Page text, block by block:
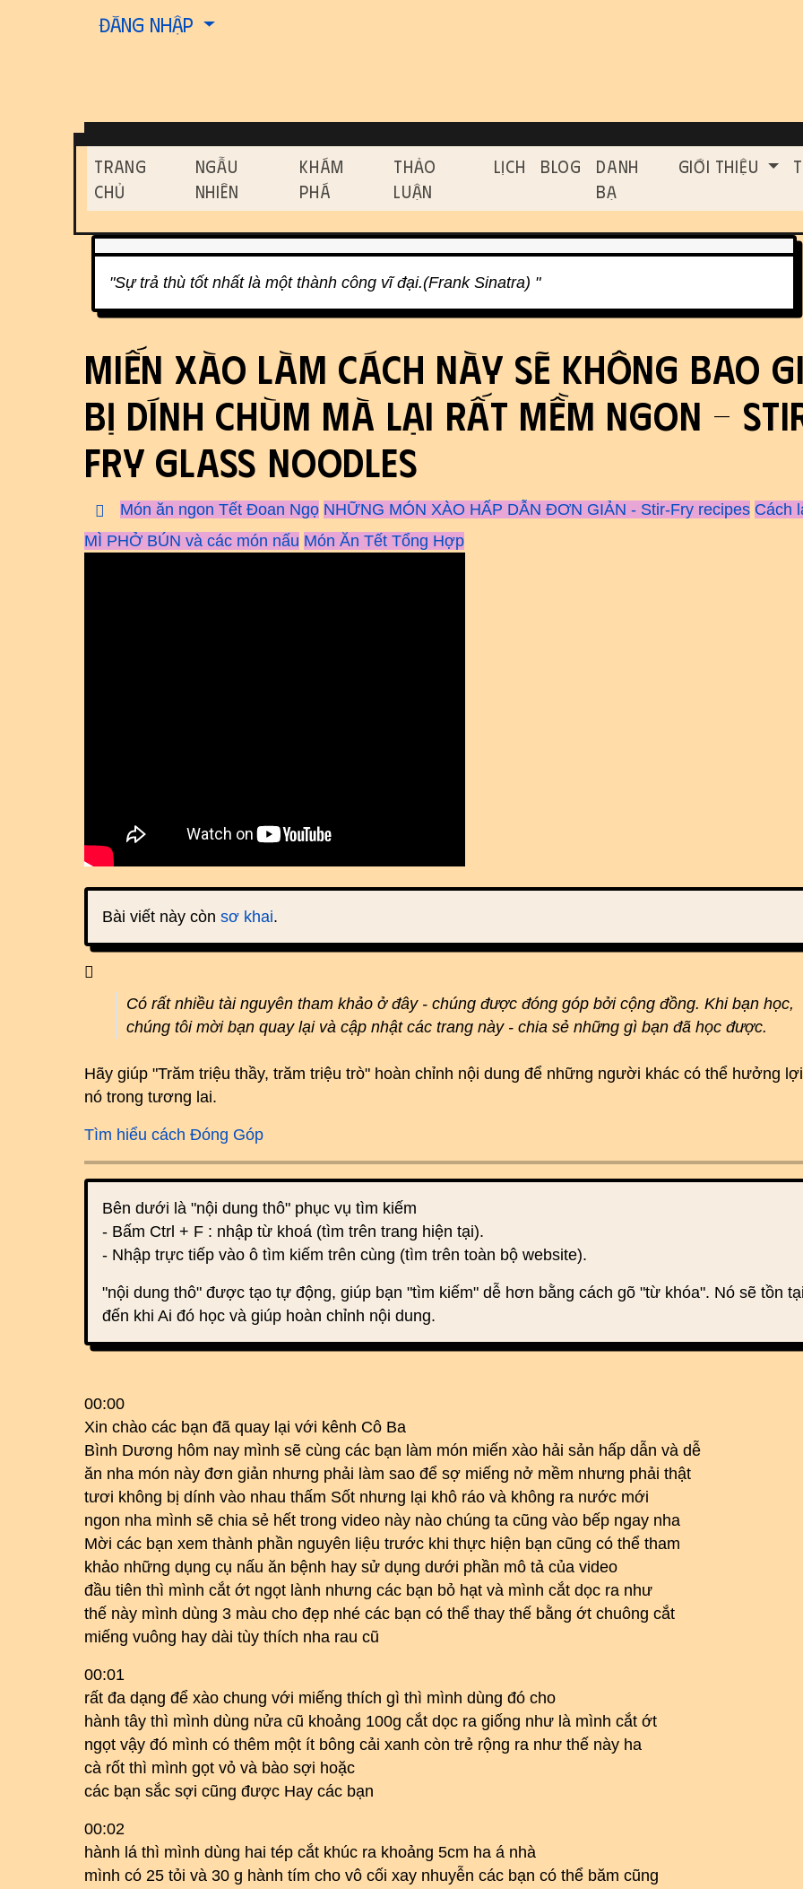
Site identity, navigation, etc.
Đăng nhập
Navigation and related functionality and
Trang
Chủ
Ngẫu
Nhiên
Khám
Phá
Thảo
Luận
Lịch Blog
Danh
Bạ
Giới Thiệu
Related content
"Sự trả thù tốt nhất là một thành công vĩ đại.(Frank Sinatra) "
Miến Xào làm cách này sẽ không bao
bị dính chùm mà lại rất mềm ngon -
fry glass noodles
Món ăn ngon Tết Đoan Ngọ NHỮNG MÓN XÀO HẤP DẪN ĐƠN GIẢN - Stir-Fry recipes Cách
MÌ PHỞ BÚN và các món nấu Món Ăn Tết Tổng Hợp
Bài viết này còn sơ khai.
Có rất nhiều tài nguyên tham khảo ở đây - chúng được đóng góp bởi cộng đồng. Khi bạn học,
chúng tôi mời bạn quay lại và cập nhật các trang này - chia sẻ những gì bạn đã học được.
Hãy giúp "Trăm triệu thầy, trăm triệu trò" hoàn chỉnh nội dung để những người khác có thể hưởng
nó trong tương lai.
Tìm hiểu cách Đóng Góp
Bên dưới là "nội dung thô" phục vụ tìm kiếm
- Bấm Ctrl + F : nhập từ khoá (tìm trên trang hiện tại).
- Nhập trực tiếp vào ô tìm kiếm trên cùng (tìm trên toàn bộ website).
"nội dung thô" được tạo tự động, giúp bạn "tìm kiếm" dễ hơn bằng cách gõ "từ khóa". Nó sẽ tồn
đến khi Ai đó học và giúp hoàn chỉnh nội dung.
00:00
Xin chào các bạn đã quay lại với kênh Cô Ba
Bình Dương hôm nay mình sẽ cùng các bạn làm món miến xào hải sản hấp dẫn và dễ
ăn nha món này đơn giản nhưng phải làm sao để sợ miếng nở mềm nhưng phải thật
tươi không bị dính vào nhau thấm Sốt nhưng lại khô ráo và không ra nước mới
ngon nha mình sẽ chia sẻ hết trong video này nào chúng ta cũng vào bếp ngay nha
Mời các bạn xem thành phần nguyên liệu trước khi thực hiện bạn cũng có thể tham
khảo những dụng cụ nấu ăn bệnh hay sử dụng dưới phần mô tả của video
đầu tiên thì mình cắt ớt ngọt lành nhưng các bạn bỏ hạt và mình cắt dọc ra như
thế này mình dùng 3 màu cho đẹp nhé các bạn có thể thay thế bằng ớt chuông cắt
miếng vuông hay dài tùy thích nha rau cũ
00:01
rất đa dạng để xào chung với miếng thích gì thì mình dùng đó cho
hành tây thì mình dùng nửa cũ khoảng 100g cắt dọc ra giống như là mình cắt ớt
ngọt vậy đó mình có thêm một ít bông cải xanh còn trẻ rộng ra như thế này ha
cà rốt thì mình gọt vỏ và bào sợi hoặc
các bạn sắc sợi cũng được Hay các bạn
00:02
hành lá thì mình dùng hai tép cắt khúc ra khoảng 5cm ha á nhà
mình có 25 tỏi và 30 g hành tím cho vô cối xay nhuyễn các bạn có thể băm cũng